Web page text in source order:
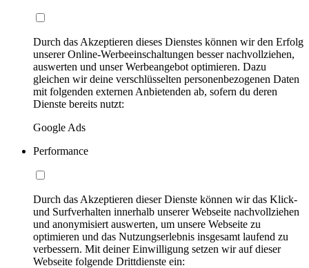
Durch das Akzeptieren dieses Dienstes können wir den Erfolg
unserer Online-Werbeeinschaltungen besser nachvollziehen,
auswerten und unser Werbeangebot optimieren. Dazu
gleichen wir deine verschlüsselten personenbezogenen Daten
mit folgenden externen Anbietenden ab, sofern du deren
Dienste bereits nutzt:
Google Ads
Performance
Durch das Akzeptieren dieser Dienste können wir das Klick-
und Surfverhalten innerhalb unserer Webseite nachvollziehen
und anonymisiert auswerten, um unsere Webseite zu
optimieren und das Nutzungserlebnis insgesamt laufend zu
verbessern. Mit deiner Einwilligung setzen wir auf dieser
Webseite folgende Drittdienste ein: